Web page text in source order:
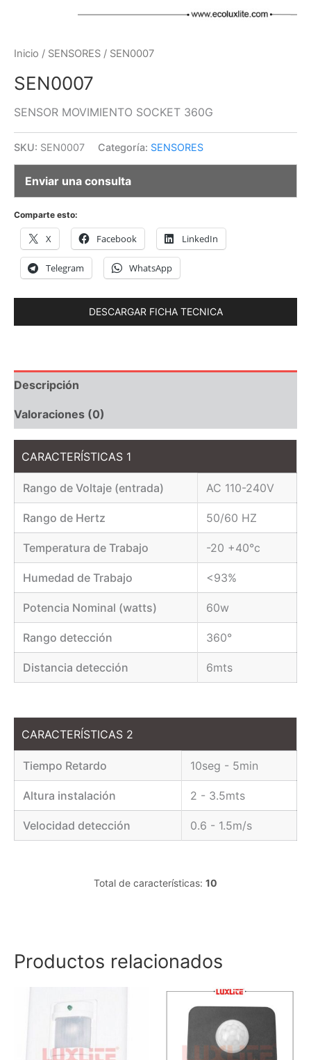
Inicio / SENSORES / SEN0007
SEN0007
SENSOR MOVIMIENTO SOCKET 360G
SKU: SEN0007 Categoría: SENSORES
Enviar una consulta
Comparte esto:
X Facebook LinkedIn
Telegram WhatsApp
DESCARGAR FICHA TECNICA
Descripción
Valoraciones (0)
CARACTERÍSTICAS 1
Rango de Voltaje (entrada) AC 110-240V
Rango de Hertz 50/60 HZ
Temperatura de Trabajo -20 +40°c
Humedad de Trabajo <93%
Potencia Nominal (watts) 60w
Rango detección 360°
Distancia detección 6mts
CARACTERÍSTICAS 2
Tiempo Retardo 10seg - 5min
Altura instalación 2 - 3.5mts
Velocidad detección 0.6 - 1.5m/s
Total de características: 10
Productos relacionados